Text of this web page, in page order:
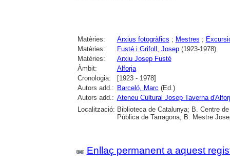
Matèries: Arxius fotogràfics ; Mestres ;
Matèries:
Fusté i Grifoll, Josep(1923-1978)
Matèries:
Arxiu Josep Fusté
Àmbit:
Alforja
Cronologia:
[1923 - 1978]
Autors add.: Barceló, Marc (Ed.)
Autors add.: Ateneu Cultural Josep Taverna
Localització: Biblioteca de Catalunya; B. Centre
Pública de Tarragona; B. Mestre
Enllaç permanent a aquest